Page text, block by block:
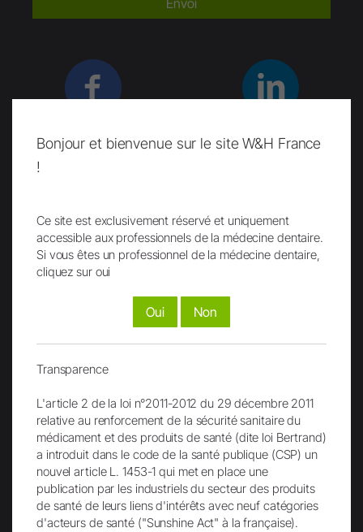
Envoi
Facebook LinkedIn
Instagram TikTok
Le groupe W&H
People have Priority
Bonjour et bienvenue sur le site W&H France
!
Ce site est exclusivement réservé et uniquement
accessible aux professionnels de la médecine dentaire.
Si vous êtes un professionnel de la médecine dentaire,
cliquez sur oui
Oui Non
Transparence
L'article 2 de la loi n°2011-2012 du 29 décembre 2011
relative au renforcement de la sécurité sanitaire du
médicament et des produits de santé (dite loi Bertrand)
a introduit dans le code de la santé publique (CSP) un
nouvel article L. 1453-1 qui met en place une
publication par les industriels du secteur des produits
de santé de leurs liens d'intérêts avec neuf catégories
d'acteurs de santé ("Sunshine Act" à la française).